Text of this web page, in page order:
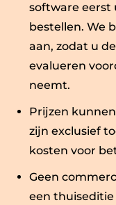
software eerst
bestellen. We
aan, zodat u
evalueren
neemt.
Prijzen
zijn exclusief
kosten voor
Geen
een